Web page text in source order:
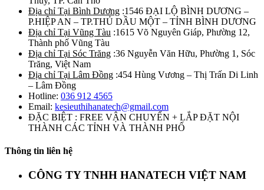
Địa chỉ Tại Bình Dương :1546 ĐẠI LỘ BÌNH DƯƠNG –
P.HIỆP AN – TP.THỦ DẦU MỘT – TỈNH BÌNH DƯƠNG
Địa chỉ Tại Vũng Tàu :1615 Võ Nguyên Giáp, Phường 12,
Thành phố Vũng Tàu
Địa chỉ Tại Sóc Trăng :36 Nguyễn Văn Hữu, Phường 1, Sóc
Trăng, Việt Nam
Địa chỉ Tại Lâm Đồng :454 Hùng Vương – Thị Trấn Di Linh
– Lâm Đồng
Hotline: 036 912 4565
Email: kesieuthihanatech@gmail.com
ĐẶC BIỆT : FREE VẬN CHUYỂN + LẮP ĐẶT NỘI
THÀNH CÁC TỈNH VÀ THÀNH PHỐ
Thông tin liên hệ
CÔNG TY TNHH HANATECH VIỆT NAM